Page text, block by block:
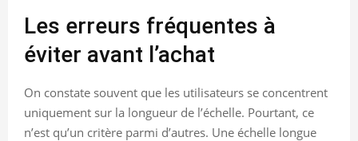
Les erreurs fréquentes à
éviter avant l’achat
On constate souvent que les utilisateurs se concentrent
uniquement sur la longueur de l’échelle. Pourtant, ce
n’est qu’un critère parmi d’autres. Une échelle longue